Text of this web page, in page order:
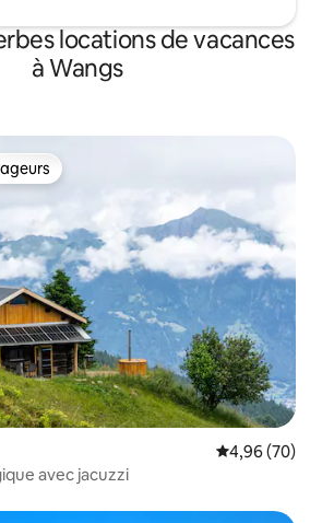
locations de vacances
à Wangs
Note
4,96 (70)
avec jacuzzi